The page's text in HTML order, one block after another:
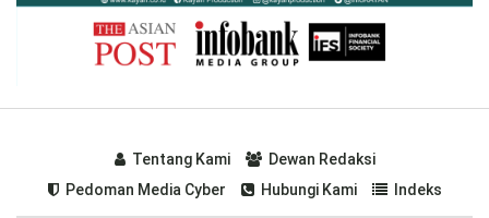
Tentang Kami
Dewan Redaksi
Pedoman Media Cyber
Hubungi Kami Indeks